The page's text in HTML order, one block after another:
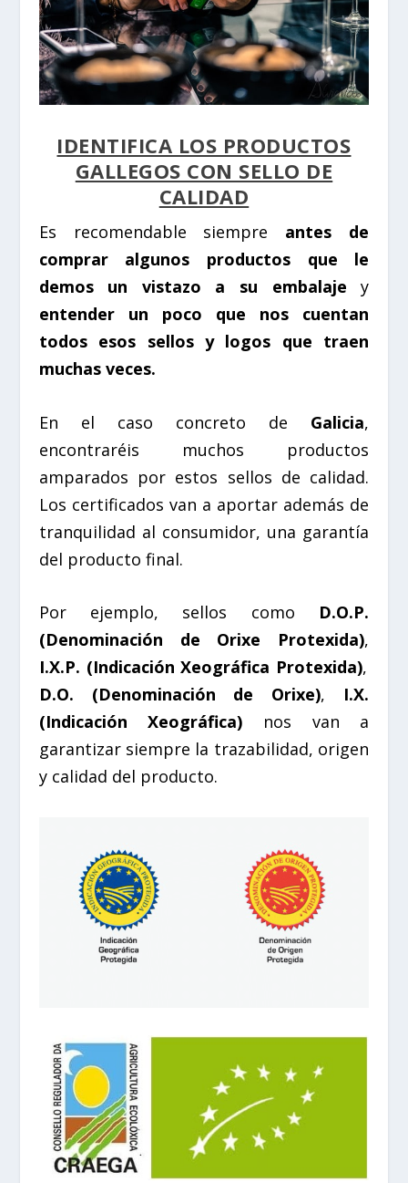
IDENTIFICA LOS PRODUCTOS
GALLEGOS CON SELLO DE
CALIDAD
Es recomendable siempre antes de
comprar algunos productos que le
demos un vistazo a su embalaje y
entender un poco que nos cuentan
todos esos sellos y logos que traen
muchas veces.
En el caso concreto de Galicia,
encontraréis muchos productos
amparados por estos sellos de calidad.
Los certificados van a aportar además de
tranquilidad al consumidor, una garantía
del producto final.
Por ejemplo, sellos como D.O.P.
(Denominación de Orixe Protexida),
I.X.P. (Indicación Xeográfica Protexida),
D.O. (Denominación de Orixe), I.X.
(Indicación Xeográfica) nos van a
garantizar siempre la trazabilidad, origen
y calidad del producto.